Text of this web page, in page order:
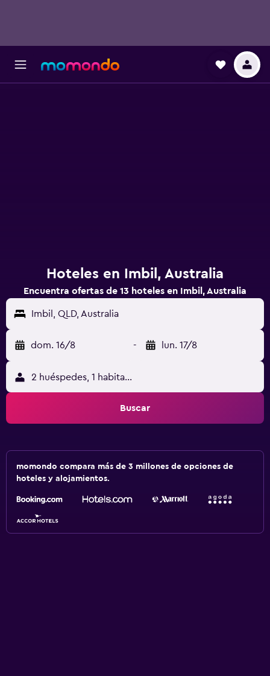
Hoteles en Imbil, Australia
Encuentra ofertas de 13 hoteles en Imbil, Australia
Imbil, QLD, Australia
dom. 16/8 - lun. 17/8
2 huéspedes, 1 habitación
Buscar
momondo compara más de 3 millones de opciones de
hoteles y alojamientos.